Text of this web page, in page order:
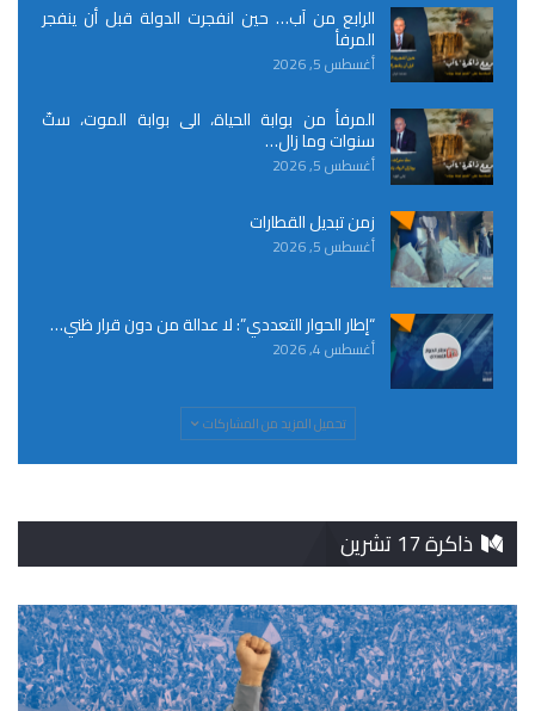
الرابع من آب… حين انفجرت الدولة قبل أن ينفجر
المرفأ
أغسطس 5, 2026
المرفأ من بوابة الحياة، الى بوابة الموت، ستّ
سنوات وما زال…
أغسطس 5, 2026
زمن تبديل القطارات
أغسطس 5, 2026
“إطار الحوار التعددي”: لا عدالة من دون قرار ظني…
أغسطس 4, 2026
تحميل المزيد من المشاركات
ذاكرة 17 تشرين